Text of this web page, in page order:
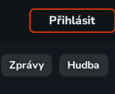
Přihlásit
Zprávy Hudba